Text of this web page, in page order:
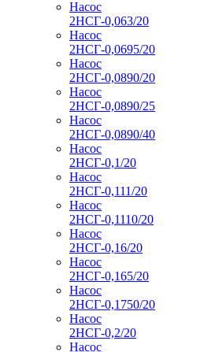
Насос
2НСГ-0,063/20
Насос
2НСГ-0,0695/20
Насос
2НСГ-0,0890/20
Насос
2НСГ-0,0890/25
Насос
2НСГ-0,0890/40
Насос
2НСГ-0,1/20
Насос
2НСГ-0,111/20
Насос
2НСГ-0,1110/20
Насос
2НСГ-0,16/20
Насос
2НСГ-0,165/20
Насос
2НСГ-0,1750/20
Насос
2НСГ-0,2/20
Насос